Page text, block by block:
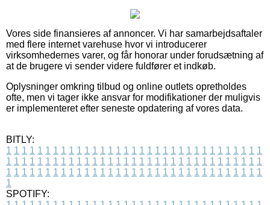
Vores side finansieres af annoncer. Vi har samarbejdsaftaler
med flere internet varehuse hvor vi introducerer
virksomhedernes varer, og får honorar under forudsætning af
at de brugere vi sender videre fuldfører et indkøb.
Oplysninger omkring tilbud og online outlets opretholdes
ofte, men vi tager ikke ansvar for modifikationer der muligvis
er implementeret efter seneste opdatering af vores data.
BITLY:
1 1 1 1 1 1 1 1 1 1 1 1 1 1 1 1 1 1 1 1 1 1 1 1 1 1 1 1 1 1 1 1 1
1 1 1 1 1 1 1 1 1 1 1 1 1 1 1 1 1 1 1 1 1 1 1 1 1 1 1 1 1 1 1 1 1
1 1 1 1 1 1 1 1 1 1 1 1 1 1 1 1 1 1 1 1 1 1 1 1 1 1 1 1 1 1 1 1 1
1
SPOTIFY: